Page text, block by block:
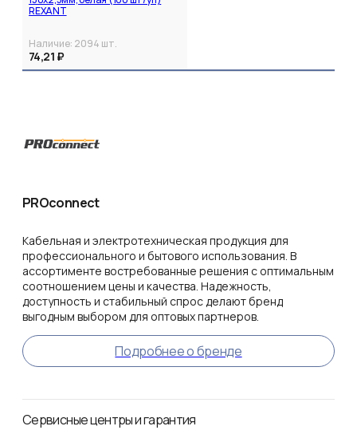
REXANT
Наличие: 2094 шт.
74,21 ₽
PROconnect
Кабельная и электротехническая продукция для
профессионального и бытового использования. В
ассортименте востребованные решения с оптимальным
соотношением цены и качества. Надежность,
доступность и стабильный спрос делают бренд
выгодным выбором для оптовых партнеров.
Подробнее о бренде
Сервисные центры и гарантия